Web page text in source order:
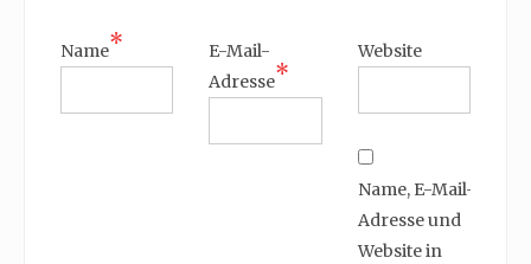
Name*
E-Mail-
Adresse*
Website
Name, E-Mail-
Adresse und
Website in